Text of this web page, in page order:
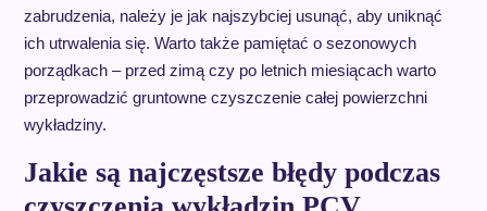
zabrudzenia, należy je jak najszybciej usunąć, aby uniknąć
ich utrwalenia się. Warto także pamiętać o sezonowych
porządkach – przed zimą czy po letnich miesiącach warto
przeprowadzić gruntowne czyszczenie całej powierzchni
wykładziny.
Jakie są najczęstsze błędy podczas